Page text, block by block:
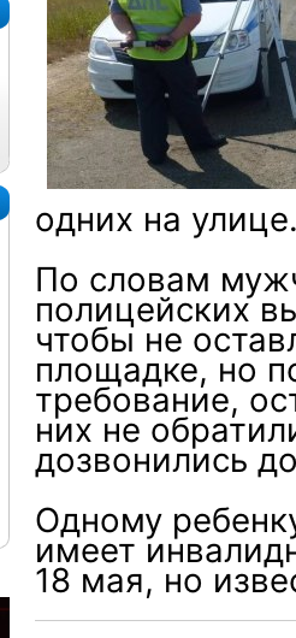
одних на
По словам
полицейских
чтобы не
площадке, но
требование,
них не
дозвонились
Одному
имеет
18 мая, но